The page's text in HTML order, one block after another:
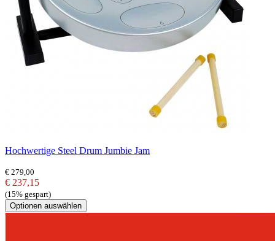
Hochwertige Steel Drum Jumbie Jam
€ 279,00
€ 237,15
(15% gespart)